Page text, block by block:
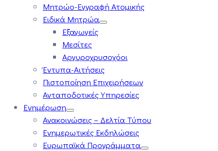
Μητρώο-Εγγραφή Ατομικής
Ειδικά Μητρώα
Εξαγωγείς
Μεσίτες
Αργυροχρυσοχόοι
Έντυπα-Αιτήσεις
Πιστοποίηση Επιχειρήσεων
Ανταποδοτικές Υπηρεσίες
Ενημέρωση
Ανακοινώσεις – Δελτία Τύπου
Ενημερωτικές Εκδηλώσεις
Ευρωπαϊκά Προγράμματα